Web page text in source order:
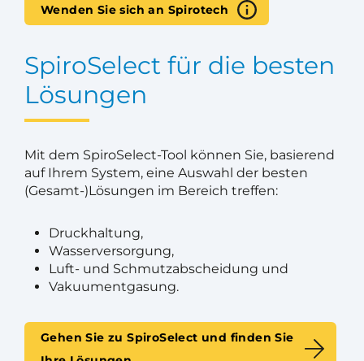
Wenden Sie sich an Spirotech
SpiroSelect für die besten
Lösungen
Mit dem SpiroSelect-Tool können Sie, basierend
auf Ihrem System, eine Auswahl der besten
(Gesamt-)Lösungen im Bereich treffen:
Druckhaltung,
Wasserversorgung,
Luft- und Schmutzabscheidung und
Vakuumentgasung.
Gehen Sie zu SpiroSelect und finden Sie